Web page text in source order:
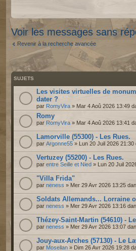
Voir les messages sans
Revenir à la recherche avancée
SUJETS
Les visites virtuelles de
dater ?
par RomyVira » Mar 4 Aoû 2026 13:49
Romy
par RomyVira » Mar 4 Aoû 2026 13:41
Lamorville (55300) - Les Rues.
par Argonne55 » Lun 20 Juil 2026 21:30
Vertuzey (55200) - Les Rues.
par entre Seille et Nied » Lun 20 Juil
"Villa Frida"
par neness » Mer 29 Avr 2026 13:25
Soldats Allemands... Lorraine
par neness » Mer 29 Avr 2026 13:16
Thézey-Saint-Martin (54610) -
par neness » Mer 29 Avr 2026 13:07
Jouy-aux-Arches (57130) - Le
par Mosellan » Dim 26 Avr 2026 19:28